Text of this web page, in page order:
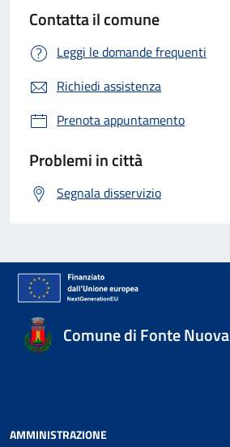
Contatta il comune
Leggi le domande frequenti
Richiedi assistenza
Prenota appuntamento
Problemi in città
Segnala disservizio
Comune di Fonte Nuova
AMMINISTRAZIONE